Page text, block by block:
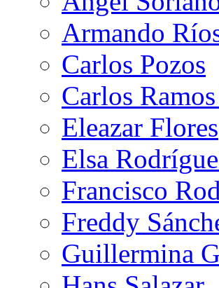
Armando
Carlos Pozos
Carlos
Eleazar Flores
Elsa
Francisco
Freddy
Guillermina